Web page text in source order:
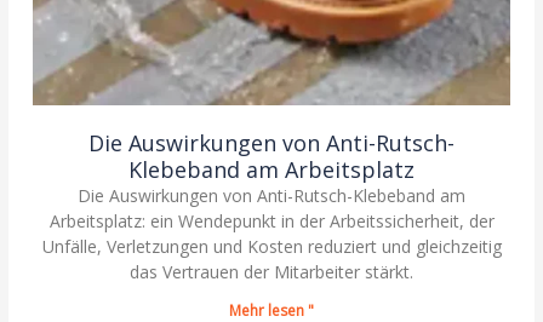
Die Auswirkungen von Anti-Rutsch-
Klebeband am Arbeitsplatz
Die Auswirkungen von Anti-Rutsch-Klebeband am
Arbeitsplatz: ein Wendepunkt in der Arbeitssicherheit, der
Unfälle, Verletzungen und Kosten reduziert und gleichzeitig
das Vertrauen der Mitarbeiter stärkt.
Mehr lesen "